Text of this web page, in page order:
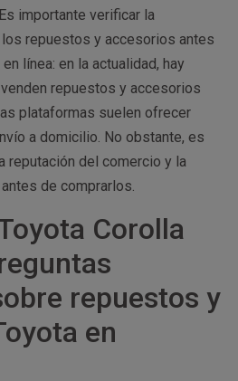
importante verificar la
repuestos y accesorios antes
línea: en la actualidad, hay
repuestos y accesorios
plataformas suelen ofrecer
a domicilio. No obstante, es
reputación del comercio y la
de comprarlos.
Corolla
repuestos y
en